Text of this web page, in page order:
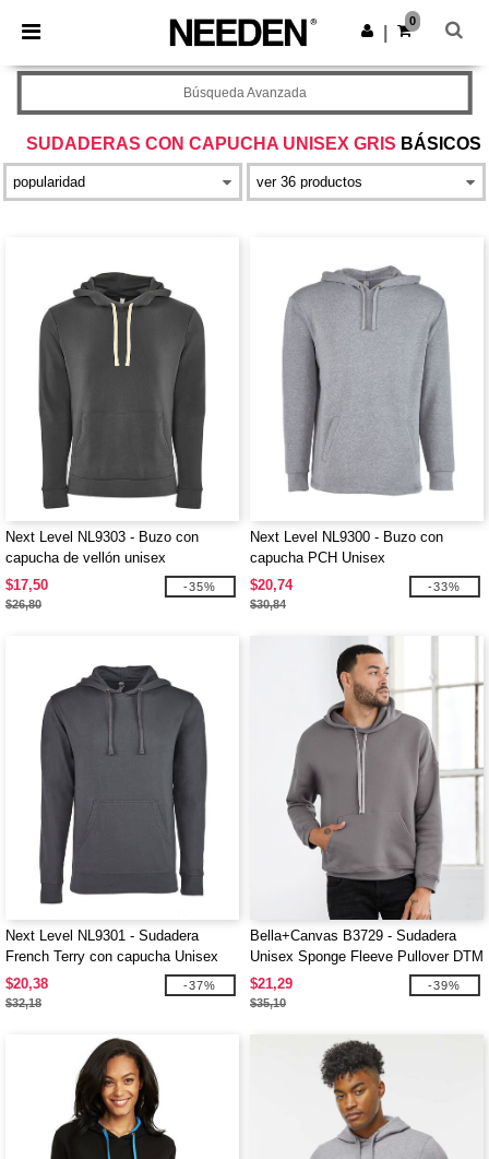
× App de Needen
¡Mejores precios en app!
Descargar app
0
SUDADERAS CON CAPUCHA UNISEX GRIS BÁSICOS
Búsqueda Avanzada
Next Level NL9303 - Buzo con
capucha de vellón unisex
$17,50
$26,80
-35%
Next Level NL9300 - Buzo con
capucha PCH Unisex
$20,74
$30,84
-33%
Next Level NL9301 - Sudadera
French Terry con capucha Unisex
$20,38
$32,18
-37%
Bella+Canvas B3729 - Sudadera
Unisex Sponge Fleeve Pullover DTM
Hood
$21,29
$35,10
-39%